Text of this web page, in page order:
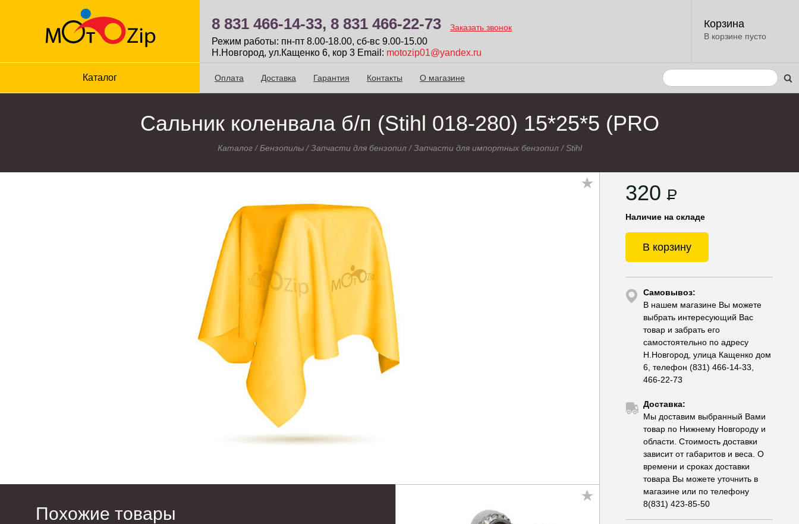
8 831 466-14-33, 8 831 466-22-73 Заказать звонок
Режим работы: пн-пт 8.00-18.00, сб-вc 9.00-15.00
Н.Новгород, ул.Кащенко 6, кор 3 Email: motozip01@yandex.ru
Корзина
В корзине пусто
Каталог Оплата Доставка Гарантия Контакты О магазине
Сальник коленвала б/п (Stihl 018-280) 15*25*5 (PRO
Каталог/Бензопилы/Запчасти для бензопил/Запчасти для импортных бензопил/Stihl
320 P
Наличие на складе
В корзину
Самовывоз:
В нашем магазине Вы можете
выбрать интересующий Вас
товар и забрать его
самостоятельно по адресу
Н.Новгород, улица Кащенко дом
6, телефон (831) 466-14-33,
466-22-73
Доставка:
Мы доставим выбранный Вами
товар по Нижнему Новгороду и
области. Стоимость доставки
зависит от габаритов и веса. О
времени и сроках доставки
товара Вы можете уточнить в
магазине или по телефону
8(831) 423-85-50
Похожие товары